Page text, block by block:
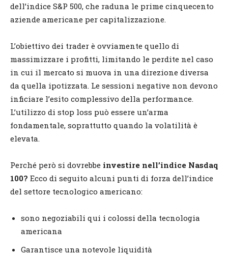
dell’indice S&P 500, che raduna le prime cinquecento
aziende americane per capitalizzazione.
L’obiettivo dei trader è ovviamente quello di
massimizzare i profitti, limitando le perdite nel caso
in cui il mercato si muova in una direzione diversa
da quella ipotizzata. Le sessioni negative non devono
inficiare l’esito complessivo della performance.
L’utilizzo di stop loss può essere un’arma
fondamentale, soprattutto quando la volatilità è
elevata.
Perché però si dovrebbe investire nell’indice Nasdaq
100? Ecco di seguito alcuni punti di forza dell’indice
del settore tecnologico americano:
sono negoziabili qui i colossi della tecnologia
americana
Garantisce una notevole liquidità